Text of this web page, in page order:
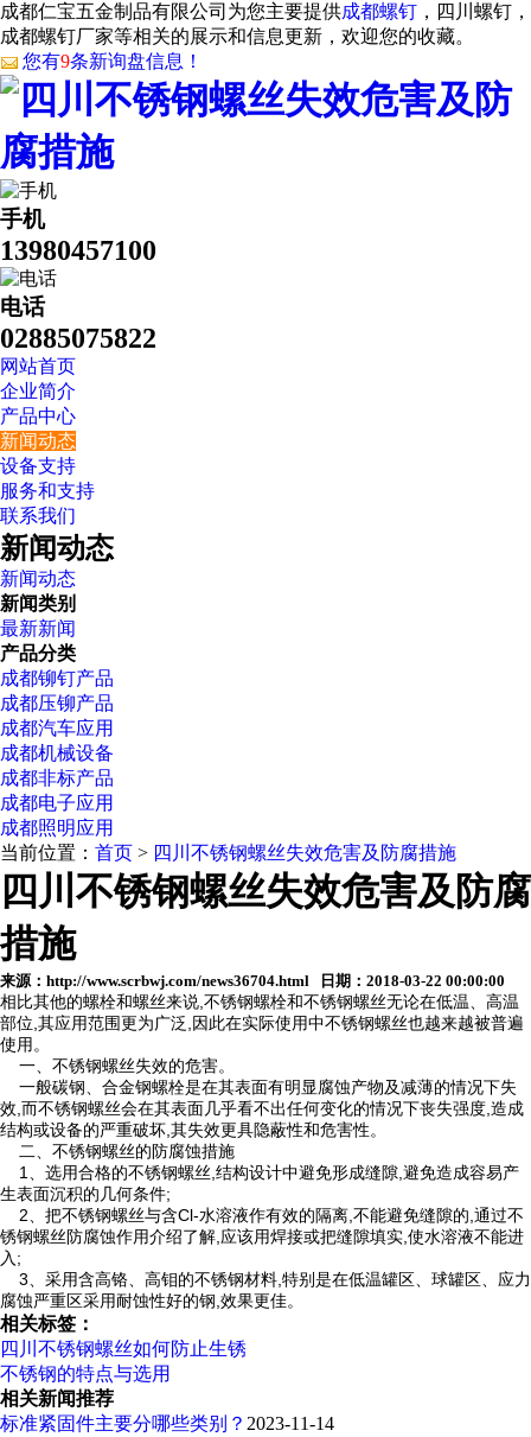
成都仁宝五金制品有限公司为您主要提供成都螺钉 ，四川螺钉，
成都螺钉厂家等相关的展示和信息更新，欢迎您的收藏。
您有9条新询盘信息！
手机
13980457100
电话
02885075822
网站首页
企业简介
产品中心
新闻动态
设备支持
服务和支持
联系我们
新闻动态
新闻动态
新闻类别
最新新闻
产品分类
成都铆钉产品
成都压铆产品
成都汽车应用
成都机械设备
成都非标产品
成都电子应用
成都照明应用
当前位置： 首页 > 四川不锈钢螺丝失效危害及防腐措施
四川不锈钢螺丝失效危害及防腐
措施
来源：http://www.scrbwj.com/news36704.html 日期：2018-03-22 00:00:00
相比其他的螺栓和螺丝来说,不锈钢螺栓和不锈钢螺丝无论在低温、高温
部位,其应用范围更为广泛,因此在实际使用中不锈钢螺丝也越来越被普遍
使用。
一、不锈钢螺丝失效的危害。
一般碳钢、合金钢螺栓是在其表面有明显腐蚀产物及减薄的情况下失
效,而不锈钢螺丝会在其表面几乎看不出任何变化的情况下丧失强度,造成
结构或设备的严重破坏,其失效更具隐蔽性和危害性。
二、不锈钢螺丝的防腐蚀措施
1、选用合格的不锈钢螺丝,结构设计中避免形成缝隙,避免造成容易产
生表面沉积的几何条件;
2、把不锈钢螺丝与含Cl-水溶液作有效的隔离,不能避免缝隙的,通过不
锈钢螺丝防腐蚀作用介绍了解,应该用焊接或把缝隙填实,使水溶液不能进
入;
3、采用含高铬、高钼的不锈钢材料,特别是在低温罐区、球罐区、应力
腐蚀严重区采用耐蚀性好的钢,效果更佳。
相关标签：
四川不锈钢螺丝如何防止生锈
不锈钢的特点与选用
相关新闻推荐
标准紧固件主要分哪些类别？ 2023-11-14